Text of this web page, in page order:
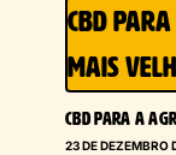
CBD
MAIS
CBD PARA A
23 DE DEZEMBRO